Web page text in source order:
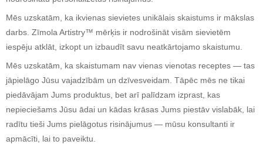
Mēs uzskatām, ka ikvienas sievietes unikālais skaistums ir mākslas
darbs. Zīmola Artistry™ mērķis ir nodrošināt visām sievietēm
iespēju atklāt, izkopt un izbaudīt savu neatkārtojamo skaistumu.
Mēs uzskatām, ka skaistumam nav vienas vienotas receptes — tas
jāpielāgo Jūsu vajadzībām un dzīvesveidam. Tāpēc mēs ne tikai
piedāvājam Jums produktus, bet arī palīdzam izprast, kas
nepieciešams Jūsu ādai un kādas krāsas Jums piestāv vislabāk, lai
radītu tieši Jums pielāgotus risinājumus — mūsu konsultanti ir
apmācīti, lai to paveiktu.